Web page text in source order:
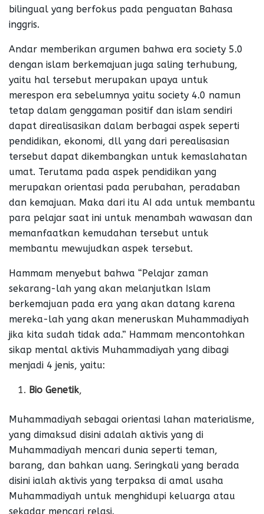
bilingual yang berfokus pada penguatan Bahasa
inggris.
Andar memberikan argumen bahwa era society 5.0
dengan islam berkemajuan juga saling terhubung,
yaitu hal tersebut merupakan upaya untuk
merespon era sebelumnya yaitu society 4.0 namun
tetap dalam genggaman positif dan islam sendiri
dapat direalisasikan dalam berbagai aspek seperti
pendidikan, ekonomi, dll yang dari perealisasian
tersebut dapat dikembangkan untuk kemaslahatan
umat. Terutama pada aspek pendidikan yang
merupakan orientasi pada perubahan, peradaban
dan kemajuan. Maka dari itu AI ada untuk membantu
para pelajar saat ini untuk menambah wawasan dan
memanfaatkan kemudahan tersebut untuk
membantu mewujudkan aspek tersebut.
Hammam menyebut bahwa “Pelajar zaman
sekarang-lah yang akan melanjutkan Islam
berkemajuan pada era yang akan datang karena
mereka-lah yang akan meneruskan Muhammadiyah
jika kita sudah tidak ada.” Hammam mencontohkan
sikap mental aktivis Muhammadiyah yang dibagi
menjadi 4 jenis, yaitu:
Bio Genetik,
Muhammadiyah sebagai orientasi lahan materialisme,
yang dimaksud disini adalah aktivis yang di
Muhammadiyah mencari dunia seperti teman,
barang, dan bahkan uang. Seringkali yang berada
disini ialah aktivis yang terpaksa di amal usaha
Muhammadiyah untuk menghidupi keluarga atau
sekadar mencari relasi.